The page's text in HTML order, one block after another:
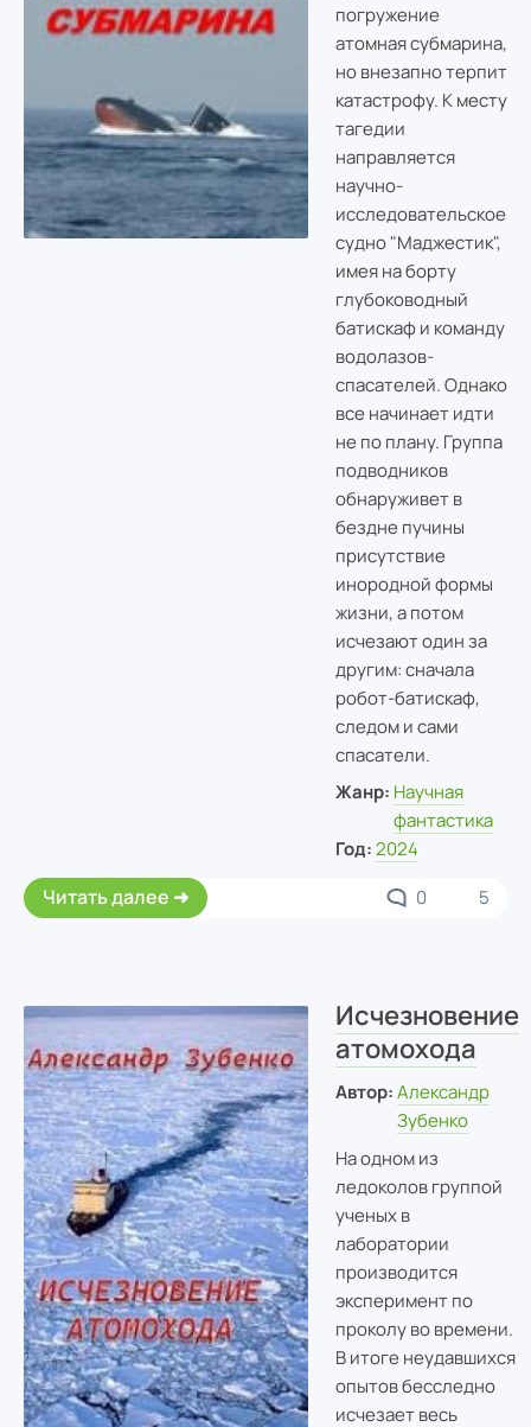
погружение
атомная субмарина,
но внезапно терпит
катастрофу. К месту
тагедии
направляется
научно-
исследовательское
судно "Маджестик",
имея на борту
глубоководный
батискаф и команду
водолазов-
спасателей. Однако
все начинает идти
не по плану. Группа
подводников
обнаруживет в
бездне пучины
присутствие
инородной формы
жизни, а потом
исчезают один за
другим: сначала
робот-батискаф,
следом и сами
спасатели.
Жанр: Научная
фантастика
Год: 2024
Читать далее 0 5
Исчезновение
атомохода
Автор: Александр
Зубенко
На одном из
ледоколов группой
ученых в
лаборатории
производится
эксперимент по
проколу во времени.
В итоге неудавшихся
опытов бесследно
исчезает весь